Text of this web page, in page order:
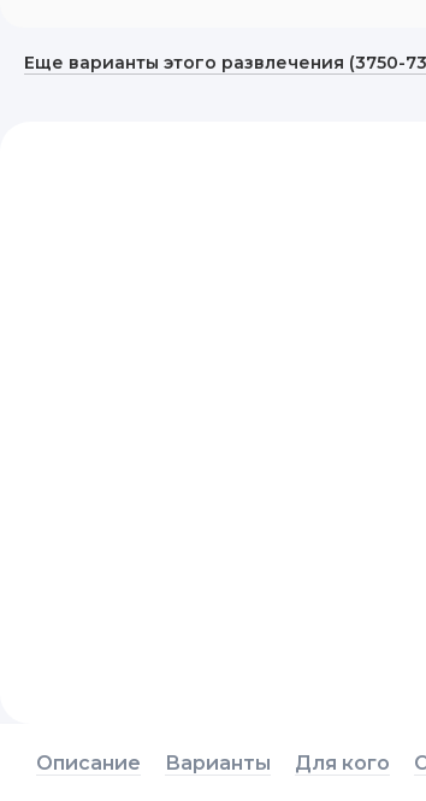
Еще варианты этого развлечения (3750-
Описание Варианты Для кого